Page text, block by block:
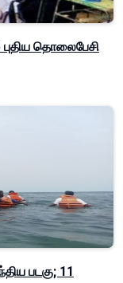
தொலைபேசி
படகு; 11